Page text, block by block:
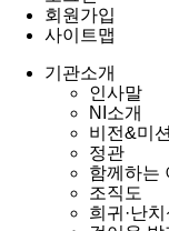
회원가입
사이트맵
기관소개
인사말
NI소개
비전&미션
정관
함께하는
조직도
희귀·난